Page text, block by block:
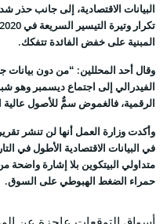
البيانات الاقتصادية، إلى جانب حذر
المبنية على خفض الفائدة تتفكك.
وقال أحد المحللين: “من دون
الفيدرالي إلى اجتماع ديسمبر وهو
الرقمية، فالغموض سمٌّ للأصول عالية
وأكدت وزارة العمل أنها لن تنشر
في البيانات الاقتصادية الأطول في
متداولي البيتكوين بلا إشارة واضحة
حمراء الضغط الهبوطي على السوق.